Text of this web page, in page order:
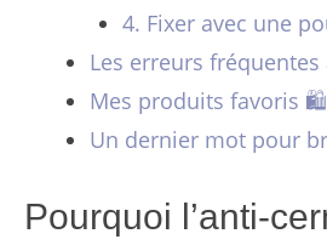
4. Fixer avec une
Les erreurs fréquentes
Mes produits favoris 🛍️
Un dernier mot pour
Pourquoi l’anti-